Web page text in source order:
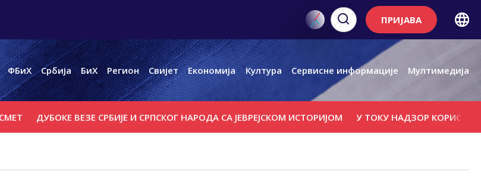
ПРИЈАВА
ФБиХ Србија БиХ Регион Свијет Економија Култура Сервисне информације Мултимедија
ДУБОКЕ ВЕЗЕ СРБИЈЕ И СРПСКОГ НАРОДА СА ЈЕВРЕЈСКОМ ИСТОРИЈОМ У ТОКУ НАДЗОР КОРИСНИКА